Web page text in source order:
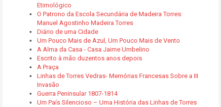
Etimológico
O Patrono da Escola Secundária de Madeira Torres:
Manuel Agostinho Madeira Torres
Diário de uma Cidade
Um Pouco Mais de Azul, Um Pouco Mais de Vento
A Alma da Casa - Casa Jaime Umbelino
Escrito à mão duzentos anos depois
A Praça
Linhas de Torres Vedras- Memórias Francesas Sobre a III
Invasão
Guerra Peninsular 1807-1814
Um País Silencioso – Uma História das Linhas de Torres